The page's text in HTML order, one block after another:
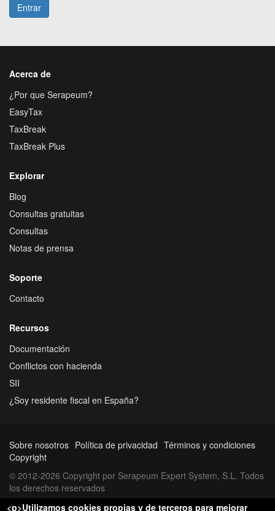
Entrar
Acerca de
¿Por que Serapeum?
EasyTax
TaxBreak
TaxBreak Plus
Explorar
Blog
Consultas gratuitas
Consultas
Notas de prensa
Soporte
Contacto
Recursos
Documentación
Conflictos con hacienda
SII
¿Soy residente fiscal en España?
Sobre nosotros Política de privacidad Términos y condiciones
Copyright
© 2012-2026 Copyright por Serapeum Expert System, S.L. Todos
los derechos reservados
<p>Utilizamos cookies propias y de terceros para mejorar